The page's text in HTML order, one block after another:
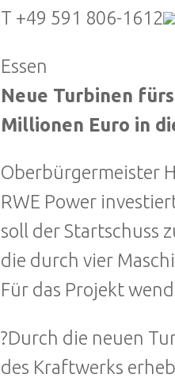
T +49 591 806-1612
Essen
Neue Turbinen
Millionen Euro in
Oberbürgermeister
RWE Power
soll der Startschuss
die durch vier
Für das Projekt
?Durch die neuen
des Kraftwerks